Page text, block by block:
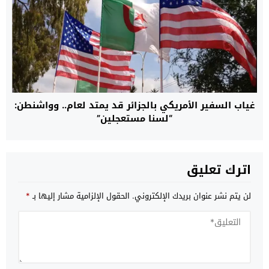
غياب السفير الأمريكي بالجزائر قد يمتد لعام.. وواشنطن:
“لسنا مستعجلين”
اترك تعليق
لن يتم نشر عنوان بريدك الإلكتروني. الحقول الإلزامية مشار إليها بـ*